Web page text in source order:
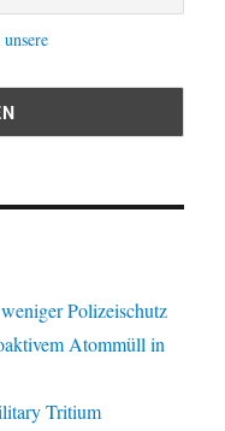
Polizeischutz
Atommüll in
Tritium